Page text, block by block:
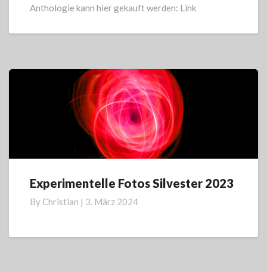
Anthologie kann hier gekauft werden: Link
Experimentelle
Silvester
Experimentelle Fotos Silvester 2023
By Christian | 3. März 2024